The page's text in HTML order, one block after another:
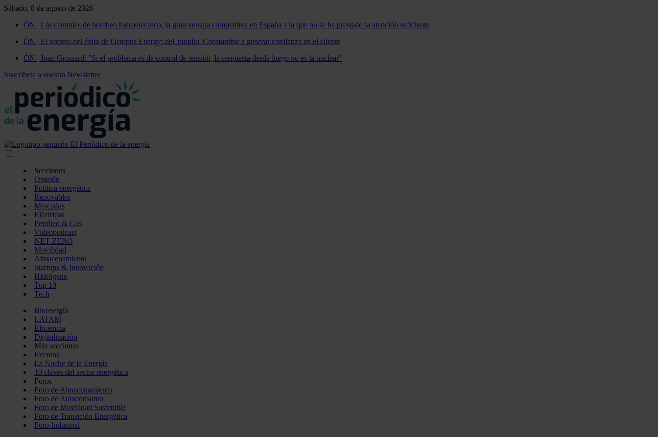
Sábado, 8 de agosto de 2026
ÓN | Las centrales de bombeo hidroeléctrico, la gran ventaja competitiva en España a la que no se ha prestado la atención suficiente
ÓN | El secreto del éxito de Octopus Energy: del 'pulpito' Constantine a generar confianza en el cliente
ÓN | Joan Groizard: "Si el problema es de control de tensión, la respuesta desde luego no es la nuclear"
Suscríbete a nuestra Newsletter
Secciones
Opinión
Política energética
Renovables
Mercados
Eléctricas
Petróleo & Gas
Videopodcast
NET ZERO
Movilidad
Almacenamiento
Startups & Innovación
Hidrógeno
Top 10
Tech
Bioenergía
LATAM
Eficiencia
Digitalización
Más secciones
Eventos
La Noche de la Energía
10 claves del sector energético
Foros
Foro de Almacenamiento
Foro de Autoconsumo
Foro de Movilidad Sostenible
Foro de Transición Energética
Foro Industrial